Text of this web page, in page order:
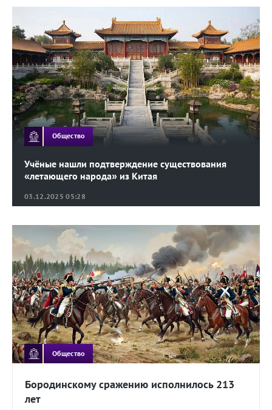
03.12.2025 05:28
Учёные нашли подтверждение существования
«летающего народа» из Китая
Общество
Общество
Бородинскому сражению исполнилось 213
лет